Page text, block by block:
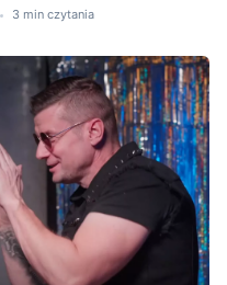
3 min czytania